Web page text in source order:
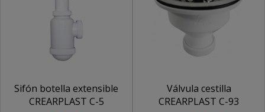
Sifón botella extensible
CREARPLAST C-5
Válvula cestilla
CREARPLAST C-93